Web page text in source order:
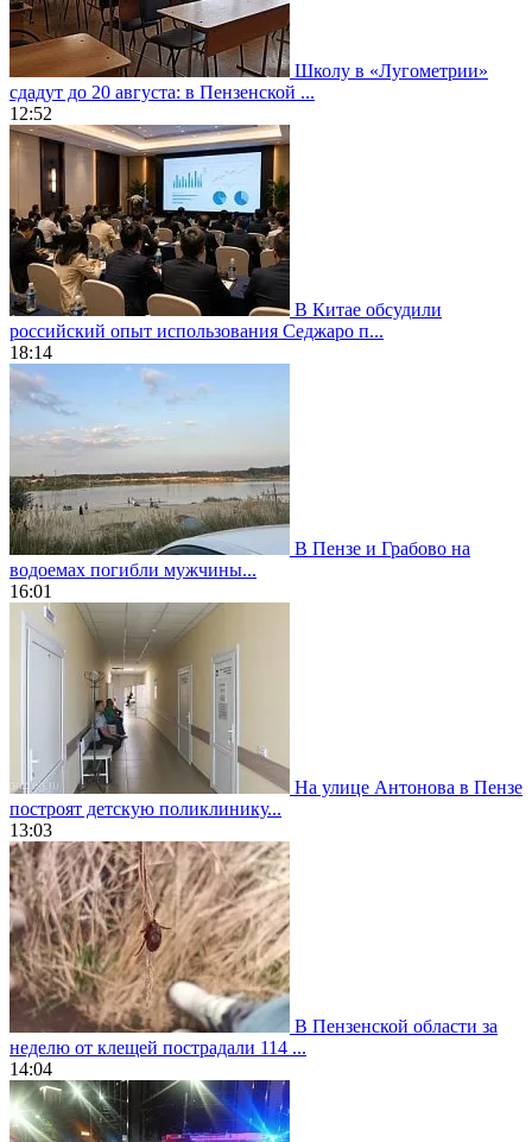
Школу в «Лугометрии»
сдадут до 20 августа: в Пензенской ...
12:52
В Китае обсудили
российский опыт использования Седжаро п...
18:14
В Пензе и Грабово на
водоемах погибли мужчины...
16:01
На улице Антонова в Пензе
построят детскую поликлинику...
13:03
В Пензенской области за
неделю от клещей пострадали 114 ...
14:04